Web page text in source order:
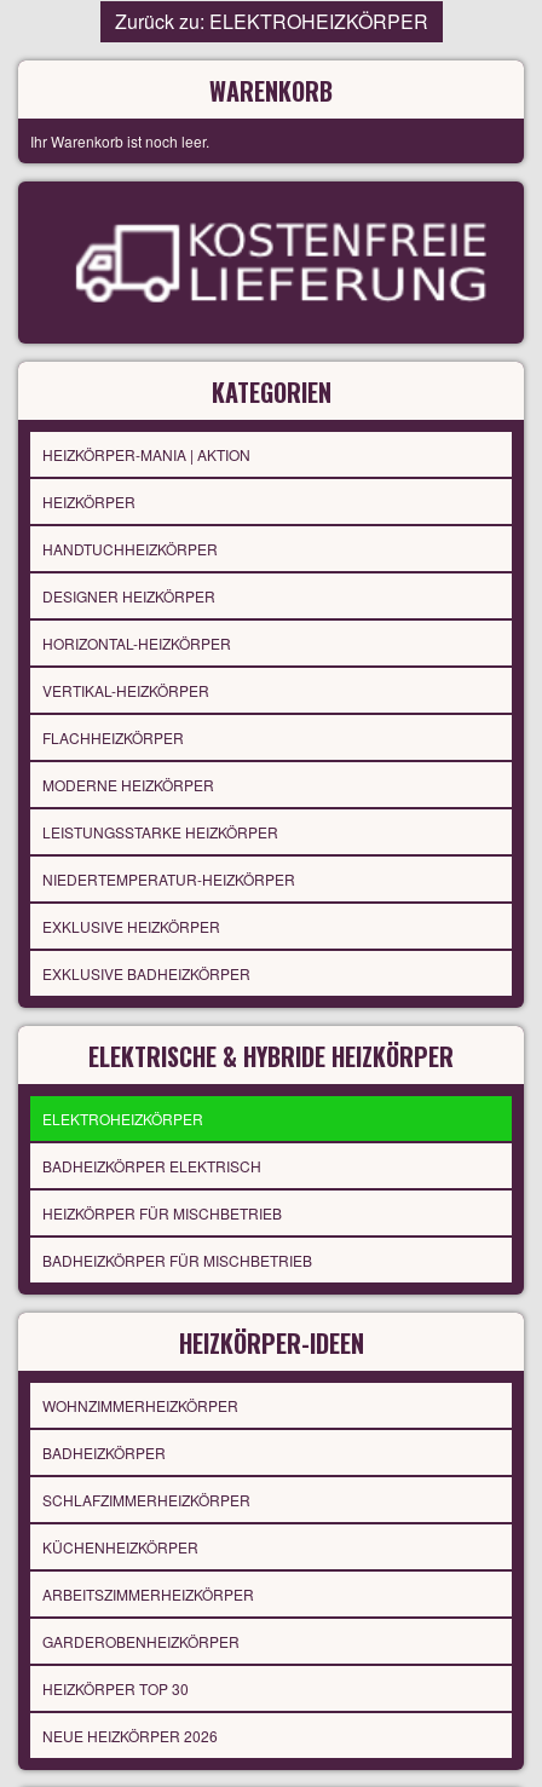
Zurück zu: ELEKTROHEIZKÖRPER
WARENKORB
Ihr Warenkorb ist noch leer.
KATEGORIEN
HEIZKÖRPER-MANIA | AKTION
HEIZKÖRPER
HANDTUCHHEIZKÖRPER
DESIGNER HEIZKÖRPER
HORIZONTAL-HEIZKÖRPER
VERTIKAL-HEIZKÖRPER
FLACHHEIZKÖRPER
MODERNE HEIZKÖRPER
LEISTUNGSSTARKE HEIZKÖRPER
NIEDERTEMPERATUR-HEIZKÖRPER
EXKLUSIVE HEIZKÖRPER
EXKLUSIVE BADHEIZKÖRPER
ELEKTRISCHE & HYBRIDE HEIZKÖRPER
ELEKTROHEIZKÖRPER
BADHEIZKÖRPER ELEKTRISCH
HEIZKÖRPER FÜR MISCHBETRIEB
BADHEIZKÖRPER FÜR MISCHBETRIEB
HEIZKÖRPER-IDEEN
WOHNZIMMERHEIZKÖRPER
BADHEIZKÖRPER
SCHLAFZIMMERHEIZKÖRPER
KÜCHENHEIZKÖRPER
ARBEITSZIMMERHEIZKÖRPER
GARDEROBENHEIZKÖRPER
HEIZKÖRPER TOP 30
NEUE HEIZKÖRPER 2026